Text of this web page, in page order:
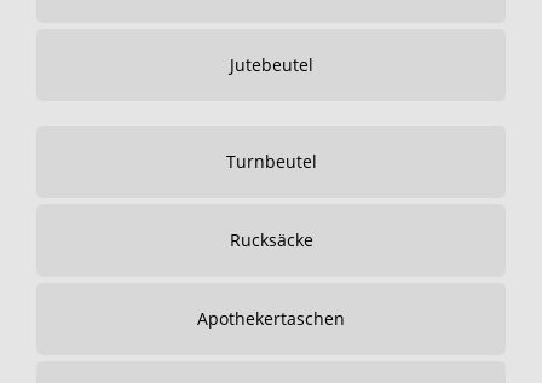
Jutebeutel
Turnbeutel
Rucksäcke
Apothekertaschen